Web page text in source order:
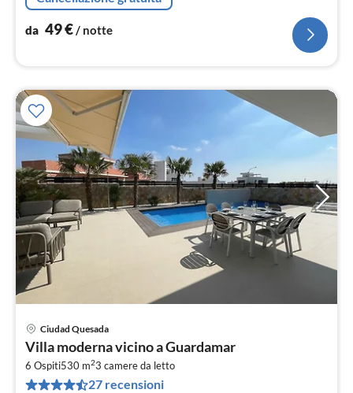
da 49€/ notte
Ciudad Quesada
Villa moderna vicino a Guardamar
6 Ospiti530 m23 camere da letto
27 recensioni